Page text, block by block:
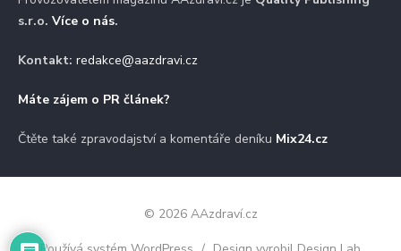
s.r.o. Více o nás.
Kontakt: redakce@aazdravi.cz
Máte zájem o PR článek?
Čtěte také zpravodajství a komentáře deníku Mix24.cz
© 2026 AAzdraví.cz